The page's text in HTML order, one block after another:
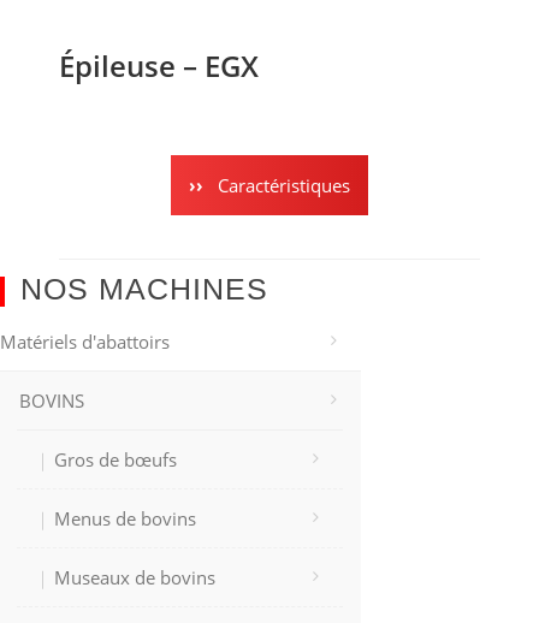
Épileuse – EGX
Caractéristiques
NOS MACHINES
Matériels d'abattoirs
BOVINS
Gros de bœufs
Menus de bovins
Museaux de bovins